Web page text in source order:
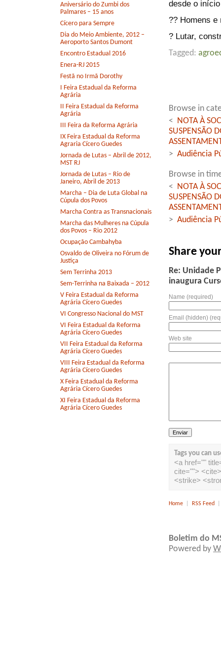
Aniversário do Zumbi dos
Palmares – 15 anos
Cícero para Sempre
Dia do Meio Ambiente, 2012 –
Aeroporto Santos Dumont
Encontro Estadual 2016
Enera-RJ 2015
Festã no Irmã Dorothy
I Feira Estadual da Reforma
Agrária
II Feira Estadual da Reforma
Agrária
III Feira da Reforma Agrária
IX Feira Estadual da Reforma
Agraria Cícero Guedes
Jornada de Lutas – Abril de 2012,
MST RJ
Jornada de Lutas – Rio de
Janeiro, Abril de 2013
Marcha – Dia de Luta Global na
Cúpula dos Povos
Marcha Contra as Transnacionais
Marcha das Mulheres na Cúpula
dos Povos – Rio 2012
Ocupação Cambahyba
Osvaldo de Oliveira no Fórum de
Justiça
Sem Terrinha 2013
Sem-Terrinha na Baixada – 2012
V Feira Estadual da Reforma
Agrária Cícero Guedes
VI Congresso Nacional do MST
VI Feira Estadual da Reforma
Agrária Cícero Guedes
VII Feira Estadual da Reforma
Agrária Cícero Guedes
VIII Feira Estadual da Reforma
Agrária Cícero Guedes
X Feira Estadual da Reforma
Agrária Cícero Guedes
XI Feira Estadual da Reforma
Agrária Cícero Guedes
desde o
?? Homens e
? Lutar,
Tagged:
Browse in
<
NOTA À
SUSPENSÃO
> Audiência
Browse in
<
NOTA À
SUSPENSÃO
> Audiência
Share
Re: Unidade
inaugura
Name (required)
Email (hidden)
Web site
Tags you can
<a href=""
cite="">
<strike>
Home RSS Feed
Boletim do
Powered by